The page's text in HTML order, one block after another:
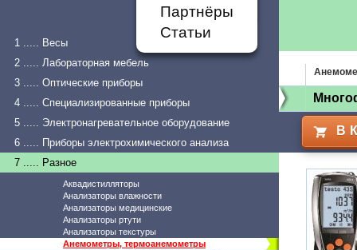
Партнёры
Статьи
1 ..... Весы
2 ..... Лабораторная мебель
3 ..... Оптические приборы
4 ..... Специализированные приборы
5 ..... Электронагревательное оборудование
6 ..... Приборы электрохимического анализа
7 ..... Разное
Аквадистилляторы
Анализаторы влажности
Анализаторы медицинские
Анализаторы ртути
Анализаторы текстуры
Анемометры, термоанемометры
В